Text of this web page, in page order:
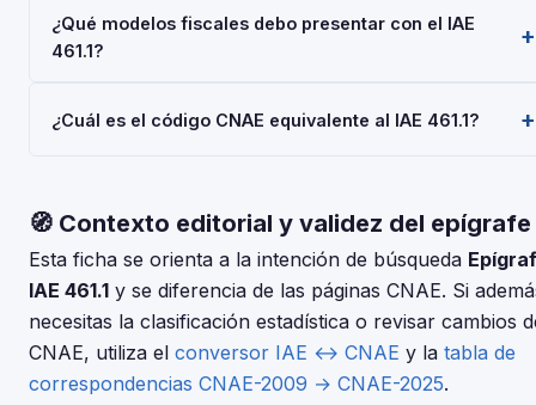
por la AEAT. Toda empresa o autónomo que realice esta
actividad debe darse de alta mediante el Modelo 036 o 037.
pago del IAE. Las sociedades con cifra de negocios inferior
a 1.000.000 €/año también están exentas. No obstante, el
económica.
¿Qué modelos fiscales debo presentar con el IAE
461.1?
Modelo 036/037 (alta), Modelo 303 (IVA trimestral), Modelo
¿Cuál es el código CNAE equivalente al IAE 461.1?
el código CNAE-2025 que corresponde al epígrafe 461.1 —
PTOS. Aserrado y PREP. IND. Madera.
🧭 Contexto editorial y validez del epígrafe
Esta ficha se orienta a la intención de búsqueda
IAE 461.1 y se diferencia de las páginas CNAE. Si
necesitas la clasificación estadística o revisar cambios
CNAE, utiliza el conversor IAE ↔ CNAE y la tabla de
correspondencias CNAE-2009 → CNAE-2025.